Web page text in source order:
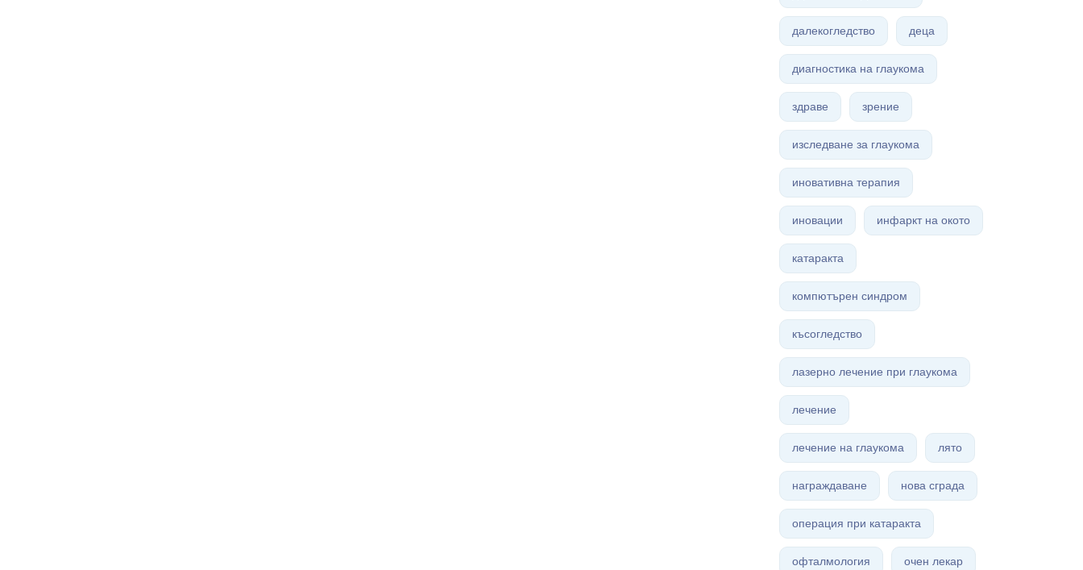
далекогледство деца
диагностика на глаукома
здраве зрение
изследване за глаукома
иновативна терапия
иновации инфаркт на окото
катаракта
компютърен синдром
късогледство
лазерно лечение при глаукома
лечение
лечение на глаукома лято
награждаване нова сграда
операция при катаракта
офталмология очен лекар